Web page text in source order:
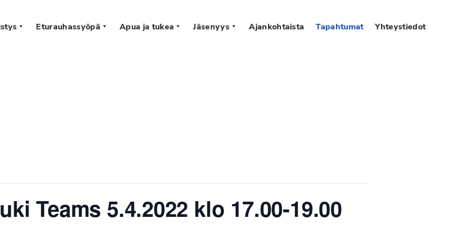
Eturauhassyöpä Apua ja tukea Jäsenyys Ajankohtaista Tapahtumat Yhteystiedot
Teams 5.4.2022 klo 17.00-19.00